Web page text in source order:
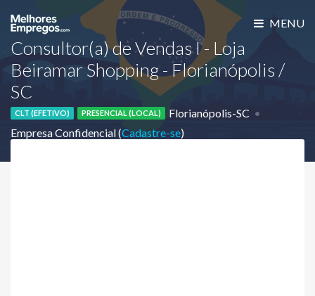
MENU
Consultor(a) de Vendas I - Loja
Beiramar Shopping - Florianópolis /
SC
CLT (EFETIVO) PRESENCIAL (LOCAL)
Florianópolis-SC
Empresa Confidencial (Cadastre-se)